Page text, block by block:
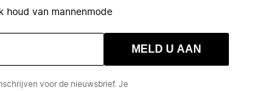
Ik houd van mannenmode
MELD U AAN
voor de nieuwsbrief. Je